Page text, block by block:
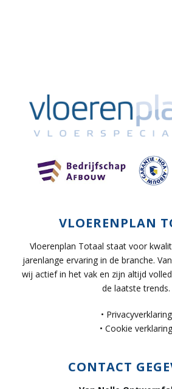
VLOERENPLAN
Vloerenplan Totaal staat voor
jarenlange ervaring in de branche.
wij actief in het vak en zijn altijd
de laatste trends.
• Privacyverklaring
• Cookie verklaring
CONTACT